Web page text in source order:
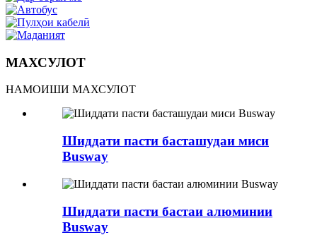
МАХСУЛОТ
НАМОИШИ МАХСУЛОТ
Шиддати пасти басташудаи миси
Busway
Шиддати пасти бастаи алюминии
Busway